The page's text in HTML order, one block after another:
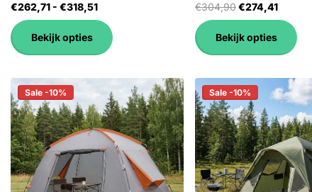
€262,71 - €318,51
Bekijk opties
€304,90€274,41
Bekijk opties
Sale -10% Sale -10%